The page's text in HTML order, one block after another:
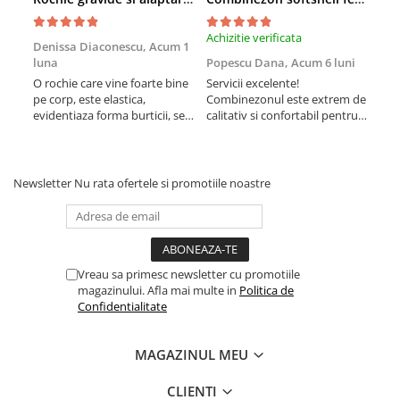
Denissa Diaconescu, Acum 1
luna
O rochie care vine foarte bine
pe corp, este elastica,
evidentiaza forma burticii, se
Achizitie verificata
Popescu Dana, Acum 6 luni
Servicii excelente!
Combinezonul este extrem de
calitativ si confortabil pentru
ca nu este foarte voluminos,
Newsletter Nu rata ofertele si promotiile noastre
Vreau sa primesc newsletter cu promotiile
magazinului. Afla mai multe in Politica de
Confidentialitate
MAGAZINUL MEU
CLIENTI